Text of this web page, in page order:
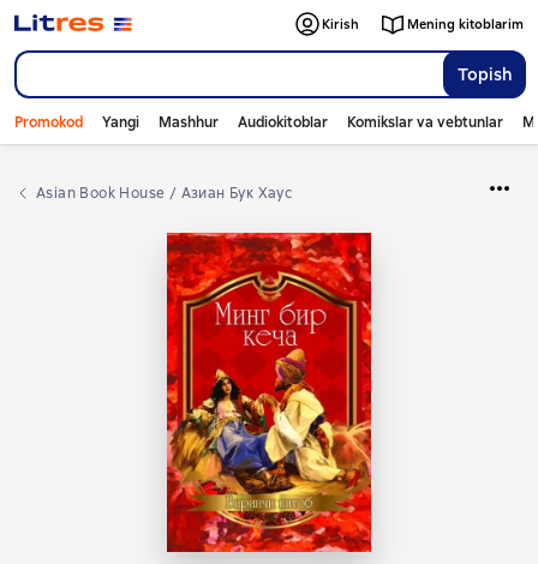
Topish
Kirish Mening kitoblarim
Promokod Yangi Mashhur Audiokitoblar Komikslar va vebtunlar
Asian Book House / Азиан Бук Хаус